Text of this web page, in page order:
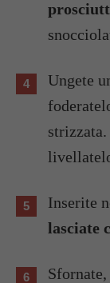
Ungete
Inserite
lasciate